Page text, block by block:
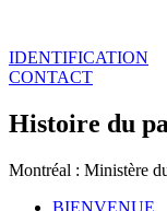
IDENTIFICATION
CONTACT
Histoire du
Montréal : Ministère
BIENVENUE